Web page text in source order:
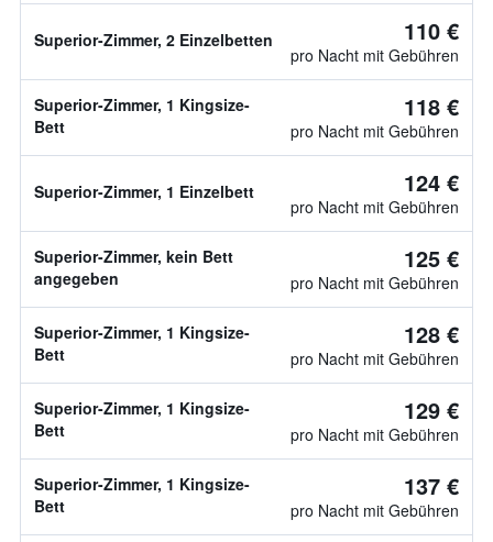
Superior-Zimmer, 2 Einzelbetten 110 €
pro Nacht mit Gebühren
Superior-Zimmer, 1 Kingsize-
Bett
118 €
pro Nacht mit Gebühren
Superior-Zimmer, 1 Einzelbett 124 €
pro Nacht mit Gebühren
Superior-Zimmer, kein Bett
angegeben
125 €
pro Nacht mit Gebühren
Superior-Zimmer, 1 Kingsize-
Bett
128 €
pro Nacht mit Gebühren
Superior-Zimmer, 1 Kingsize-
Bett
129 €
pro Nacht mit Gebühren
Superior-Zimmer, 1 Kingsize-
Bett
137 €
pro Nacht mit Gebühren